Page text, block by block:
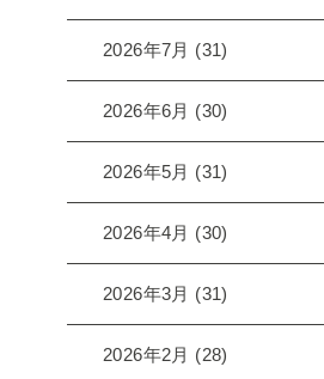
2026年7月 (31)
2026年6月 (30)
2026年5月 (31)
2026年4月 (30)
2026年3月 (31)
2026年2月 (28)